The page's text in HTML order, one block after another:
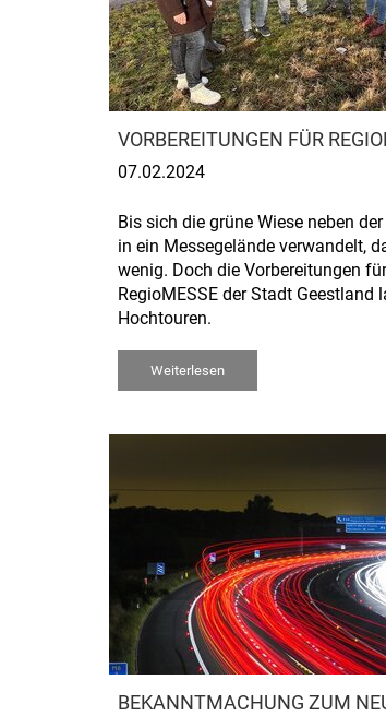
VORBEREITUNGEN FÜR
07.02.2024
Bis sich die grüne Wiese neben
in ein Messegelände verwandelt,
wenig. Doch die Vorbereitungen
RegioMESSE der Stadt Geestland
Hochtouren.
Weiterlesen
BEKANNTMACHUNG ZUM